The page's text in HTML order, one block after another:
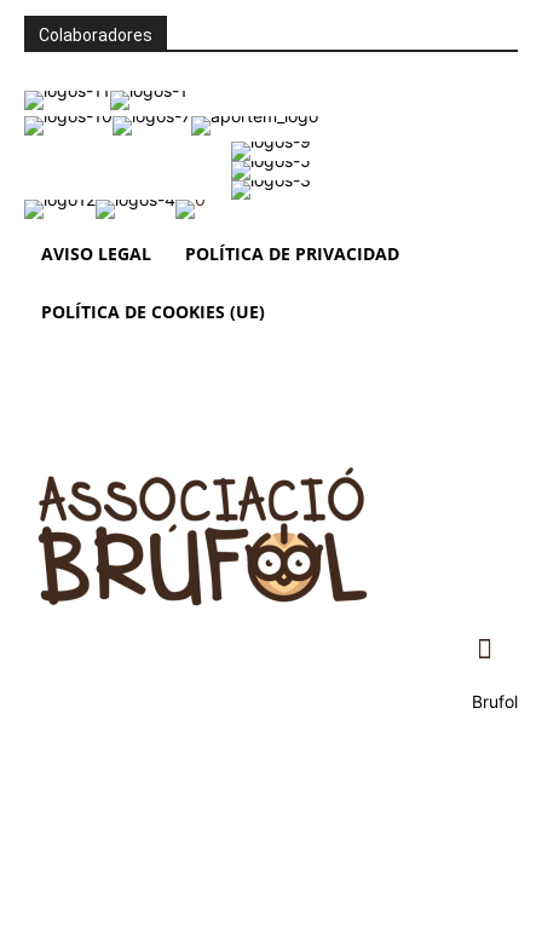
Colaboradores
AVISO LEGAL POLÍTICA DE PRIVACIDAD
POLÍTICA DE COOKIES (UE)
Brufol